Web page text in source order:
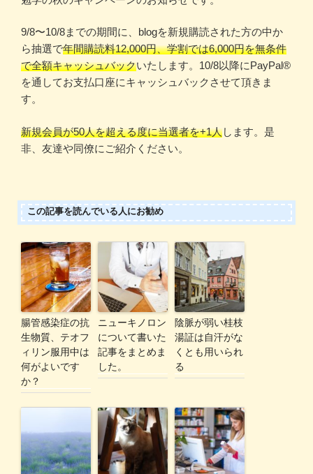
9/8〜10/8までの期間に、blogを新規購読された方の中か
ら抽選で年間購読料12,000円、学割では6,000円を無条件
で全額キャッシュバックいたします。10/8以降にPayPal®️
を通してお支払口座にキャッシュバックさせて頂きま
す。
新規会員が50人を超える度に当選者を+1人します。是
非、友達や同僚にご紹介ください。
この記事を読んでいる人にお勧め
腸管感染症の抗
生物質、テオフ
ィリン服用中は
何がよいです
か？
ニューキノロン
について書いた
記事をまとめま
した。
陰脈が弱い桂枝
湯証は自汗がな
くとも用いられ
る